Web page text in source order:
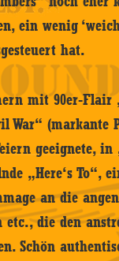
ein wenig
hat.
mit 90er-Flair
War“ (markante
geeignete,
„Here‘s To“,
an die
etc., die den
Schön